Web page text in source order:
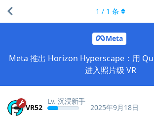
Meta
Meta 推出 Horizon Hyperscape：用
进入照片级 VR
1 / 1 条
VR52
Lv. 沉浸新手
2025年9月18日